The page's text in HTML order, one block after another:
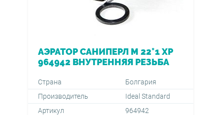
АЭРАТОР САНИПЕРЛ М 22*1 ХР
964942 ВНУТРЕННЯЯ РЕЗЬБА
Страна
Болгария
Производитель
Ideal Standard
Артикул
964942